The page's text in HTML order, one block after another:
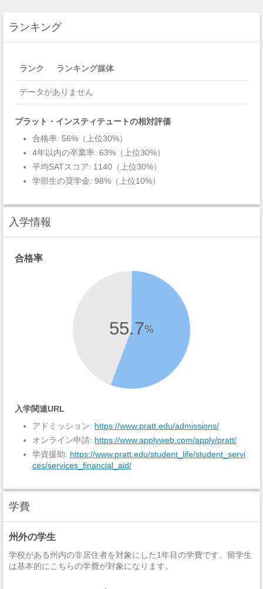
ランキング
ランク ランキング媒体
データがありません
プラット・インスティテュートの相対評価
合格率: 56%（上位30%）
4年以内の卒業率: 63%（上位30%）
平均SATスコア: 1140（上位30%）
学部生の奨学金: 98%（上位10%）
入学情報
合格率
55.7%
入学関連URL
アドミッション: https://www.pratt.edu/admissions/
オンライン申請: https://www.applyweb.com/apply/pratt/
学資援助: https://www.pratt.edu/student_life/student_servi
ces/services_financial_aid/
学費
州外の学生
学校がある州内の非居住者を対象にした1年目の学費です。留学生
は基本的にこちらの学費が対象になります。